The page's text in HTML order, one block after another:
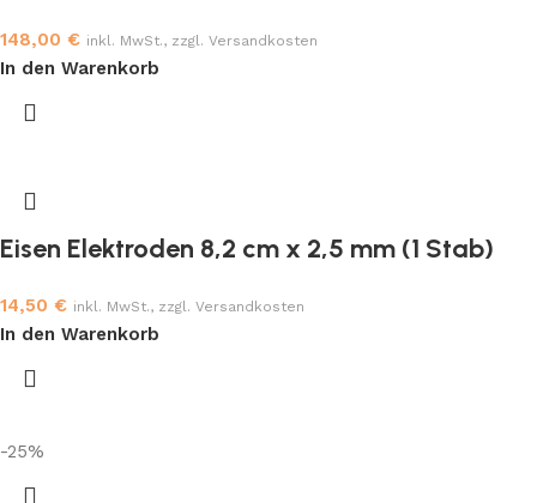
148,00 € inkl. MwSt., zzgl. Versandkosten
In den Warenkorb
Eisen Elektroden 8,2 cm x 2,5 mm (1 Stab)
14,50 € inkl. MwSt., zzgl. Versandkosten
In den Warenkorb
-25%